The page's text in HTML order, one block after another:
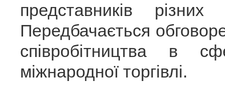
представників
Передбачається
співробітництва в
міжнародної торгівлі.